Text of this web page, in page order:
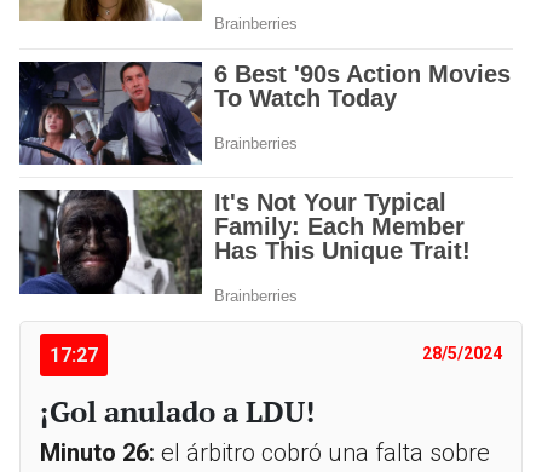
17:27 28/5/2024
¡Gol anulado a LDU!
Minuto 26: el árbitro cobró una falta sobre